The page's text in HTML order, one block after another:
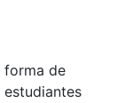
forma de